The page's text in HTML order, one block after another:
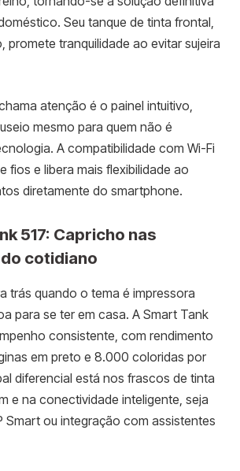
Seu tanque de tinta frontal,
promete tranquilidade ao evitar sujeira
atenção é o painel intuitivo,
mesmo para quem não é
A compatibilidade com Wi-Fi
fios e libera mais flexibilidade ao
diretamente do smartphone.
517: Capricho nas
cotidiano
trás quando o tema é impressora
para se ter em casa. A Smart Tank
consistente, com rendimento
em preto e 8.000 coloridas por
diferencial está nos frascos de tinta
e na conectividade inteligente, seja
Smart ou integração com assistentes